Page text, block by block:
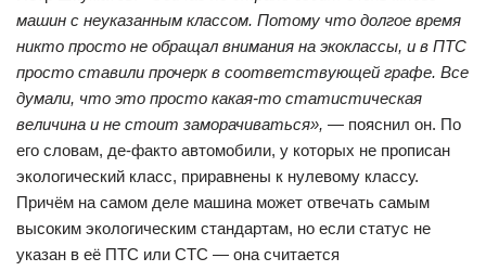
машин с неуказанным классом. Потому что долгое время
никто просто не обращал внимания на экоклассы, и в ПТС
просто ставили прочерк в соответствующей графе. Все
думали, что это просто какая-то статистическая
величина и не стоит заморачиваться», — пояснил он. По
его словам, де-факто автомобили, у которых не прописан
экологический класс, приравнены к нулевому классу.
Причём на самом деле машина может отвечать самым
высоким экологическим стандартам, но если статус не
указан в её ПТС или СТС — она считается